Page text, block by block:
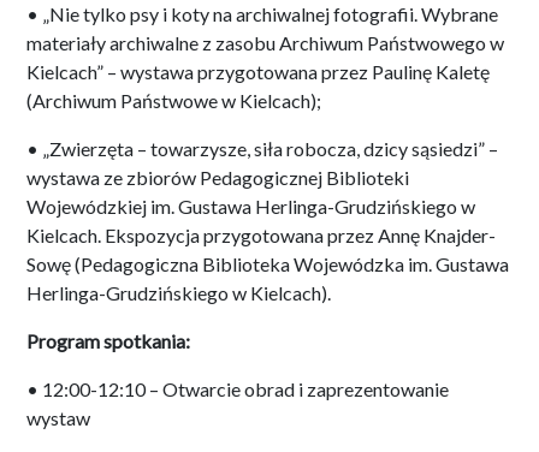
• „Nie tylko psy i koty na archiwalnej fotografii. Wybrane
materiały archiwalne z zasobu Archiwum Państwowego w
Kielcach” – wystawa przygotowana przez Paulinę Kaletę
(Archiwum Państwowe w Kielcach);
• „Zwierzęta – towarzysze, siła robocza, dzicy sąsiedzi” –
wystawa ze zbiorów Pedagogicznej Biblioteki
Wojewódzkiej im. Gustawa Herlinga-Grudzińskiego w
Kielcach. Ekspozycja przygotowana przez Annę Knajder-
Sowę (Pedagogiczna Biblioteka Wojewódzka im. Gustawa
Herlinga-Grudzińskiego w Kielcach).
Program spotkania:
• 12:00-12:10 – Otwarcie obrad i zaprezentowanie
wystaw